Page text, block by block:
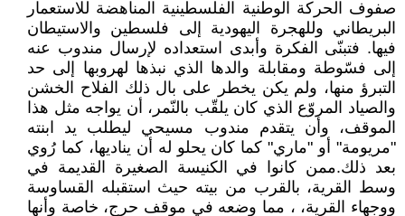
صفوف الحركة الوطنية الفلسطينية المناهضة للاستعمار
البريطاني وللهجرة اليهودية إلى فلسطين والاستيطان
فيها. فتبنّى الفكرة وأبدى استعداده لإرسال مندوب عنه
إلى فسّوطة ومقابلة والدها الذي نبذها لهروبها إلى حد
التبرؤ منها، ولم يكن يخطر على بال ذلك الفلاح الخشن
والصياد المروّع الذي كان يلقّب بالنّمر، أن يواجه مثل هذا
الموقف، وأن يتقدم مندوب مسيحي ليطلب يد ابنته
"مريومة" أو "ماري" كما كان يحلو له أن يناديها، كما رُوي
بعد ذلك.ممن كانوا في الكنيسة الصغيرة القديمة في
وسط القرية، بالقرب من بيته حيث استقبله القساوسة
ووجهاء القرية، ، مما وضعه في موقف حرج، خاصة وأنها